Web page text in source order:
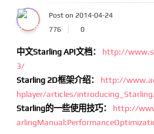
Post on 2014-04-24
776
0
中文Starling API文档： http://
3/
Starling 2D框架介绍：
http://
hplayer/articles/
Starling的一些使用技巧：
http://